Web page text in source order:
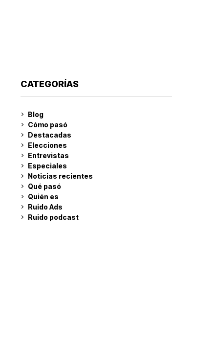
CATEGORÍAS
Blog
Cómo pasó
Destacadas
Elecciones
Entrevistas
Especiales
Noticias recientes
Qué pasó
Quién es
Ruido Ads
Ruido podcast